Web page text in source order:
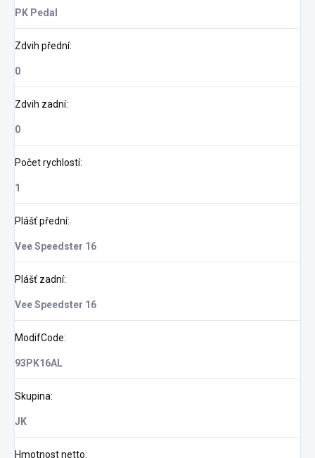
PK Pedal
Zdvih přední:
0
Zdvih zadní:
0
Počet rychlostí:
1
Plášť přední:
Vee Speedster 16
Plášť zadní:
Vee Speedster 16
ModifCode:
93PK16AL
Skupina:
JK
Hmotnost netto: